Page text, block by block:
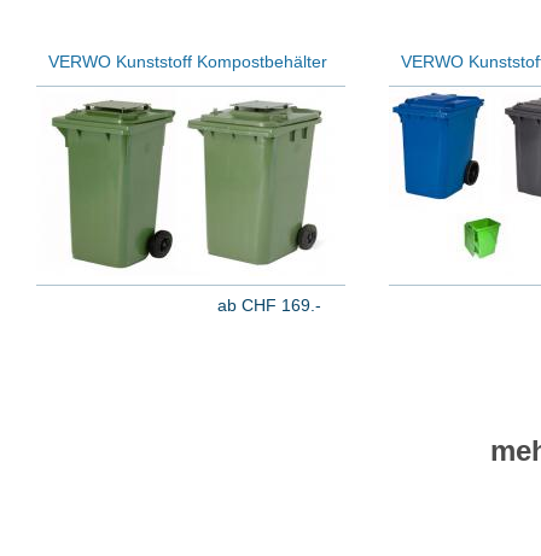
VERWO Kunststoff Kompostbehälter
ab CHF 169.-
VERWO